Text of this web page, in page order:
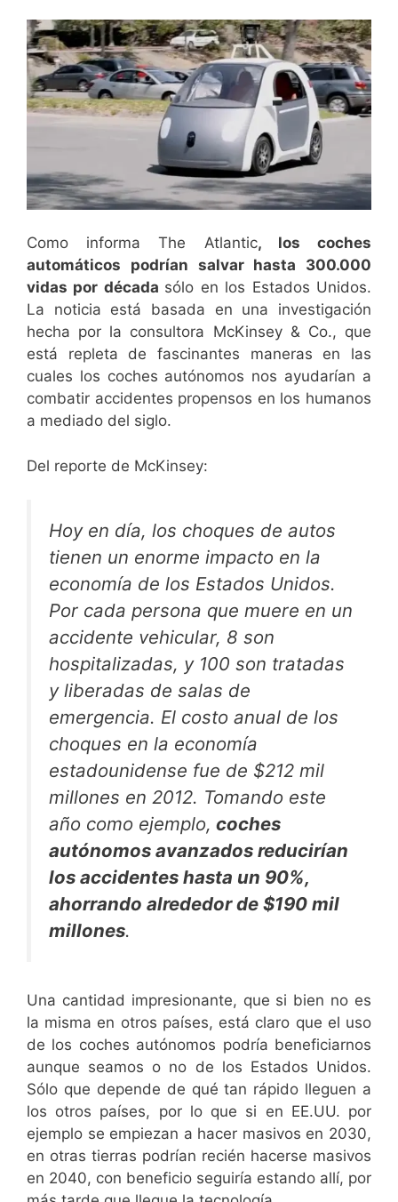
Como informa The Atlantic, los coches
automáticos podrían salvar hasta 300.000
vidas por década sólo en los Estados Unidos.
La noticia está basada en una investigación
hecha por la consultora McKinsey & Co., que
está repleta de fascinantes maneras en las
cuales los coches autónomos nos ayudarían a
combatir accidentes propensos en los humanos
a mediado del siglo.
Del reporte de McKinsey:
Hoy en día, los choques de autos
tienen un enorme impacto en la
economía de los Estados Unidos.
Por cada persona que muere en un
accidente vehicular, 8 son
hospitalizadas, y 100 son tratadas
y liberadas de salas de
emergencia. El costo anual de los
choques en la economía
estadounidense fue de $212 mil
millones en 2012. Tomando este
año como ejemplo, coches
autónomos avanzados reducirían
los accidentes hasta un 90%,
ahorrando alrededor de $190 mil
millones.
Una cantidad impresionante, que si bien no es
la misma en otros países, está claro que el uso
de los coches autónomos podría beneficiarnos
aunque seamos o no de los Estados Unidos.
Sólo que depende de qué tan rápido lleguen a
los otros países, por lo que si en EE.UU. por
ejemplo se empiezan a hacer masivos en 2030,
en otras tierras podrían recién hacerse masivos
en 2040, con beneficio seguiría estando allí, por